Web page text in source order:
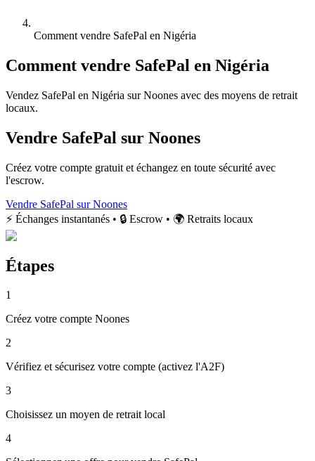
Comment vendre SafePal en Nigéria
Comment vendre SafePal en Nigéria
Vendez SafePal en Nigéria sur Noones avec des moyens de retrait
locaux.
Vendre SafePal sur Noones
Créez votre compte gratuit et échangez en toute sécurité avec
l'escrow.
Vendre SafePal sur Noones
⚡ Échanges instantanés • 🔒 Escrow • 🌍 Retraits locaux
Étapes
1
Créez votre compte Noones
2
Vérifiez et sécurisez votre compte (activez l'A2F)
3
Choisissez un moyen de retrait local
4